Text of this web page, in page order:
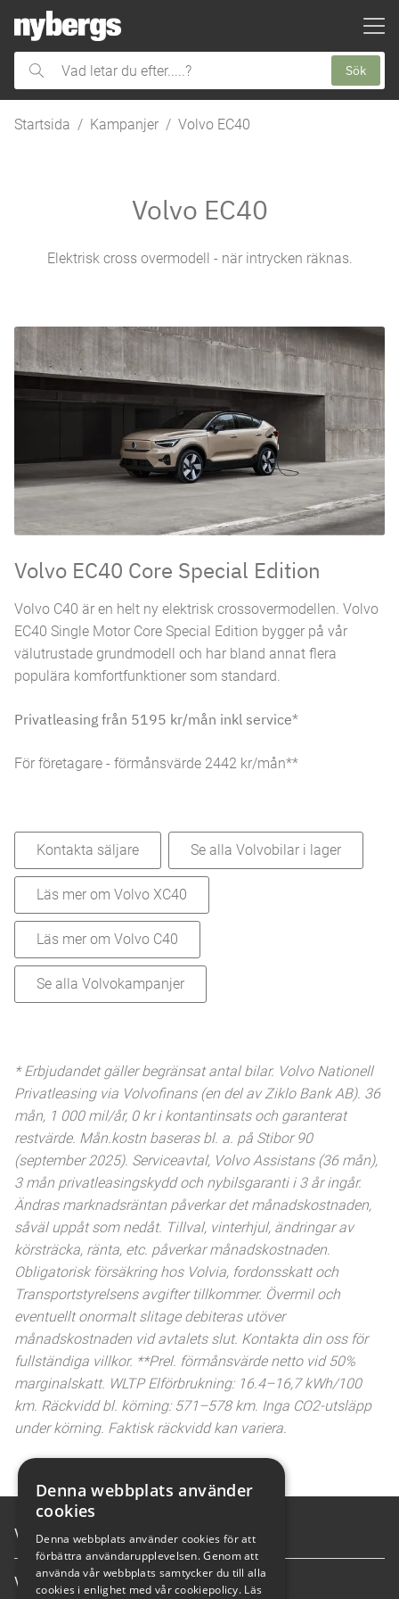
huvudinnehållet
Vad
letar
du
Sök
Startsida Kampanjer Volvo EC40
Volvo EC40
Elektrisk cross overmodell - när intrycken räknas.
Volvo EC40 Core Special Edition
Volvo C40 är en helt ny elektrisk crossovermodellen. Volvo
EC40 Single Motor Core Special Edition bygger på vår
välutrustade grundmodell och har bland annat flera
populära komfortfunktioner som standard.
Privatleasing från 5195 kr/mån inkl service*
För företagare - förmånsvärde 2442 kr/mån**
Kontakta säljare Se alla Volvobilar i lager
Läs mer om Volvo XC40
Läs mer om Volvo C40
Se alla Volvokampanjer
* Erbjudandet gäller begränsat antal bilar. Volvo Nationell
Privatleasing via Volvofinans (en del av Ziklo Bank AB). 36
mån, 1 000 mil/år, 0 kr i kontantinsats och garanterat
restvärde. Mån.kostn baseras bl. a. på Stibor 90
(september 2025). Serviceavtal, Volvo Assistans (36 mån),
3 mån privatleasingskydd och nybilsgaranti i 3 år ingår.
Ändras marknadsräntan påverkar det månadskostnaden,
såväl uppåt som nedåt. Tillval, vinterhjul, ändringar av
körsträcka, ränta, etc. påverkar månadskostnaden.
Obligatorisk försäkring hos Volvia, fordonsskatt och
Transportstyrelsens avgifter tillkommer. Övermil och
eventuellt onormalt slitage debiteras utöver
månadskostnaden vid avtalets slut. Kontakta din oss för
fullständiga villkor. **Prel. förmånsvärde netto vid 50%
marginalskatt. WLTP Elförbrukning: 16.4–16,7 kWh/100
km. Räckvidd bl. körning: 571–578 km. Inga CO2-utsläpp
under körning. Faktisk räckvidd kan variera.
Våra tjänster
Våra anläggningar
Denna webbplats använder
cookies
Denna webbplats använder cookies för att
förbättra användarupplevelsen. Genom att
använda vår webbplats samtycker du till alla
cookies i enlighet med vår cookiepolicy. Läs